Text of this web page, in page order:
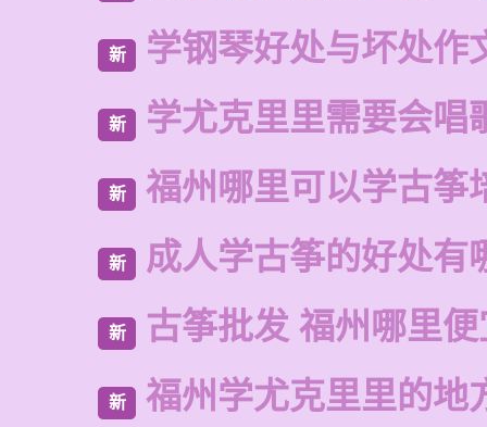
新 学钢琴好处与坏处作
新 学尤克里里需要会唱
新 福州哪里可以学古筝
新 成人学古筝的好处有
新 古筝批发 福州哪里便
新 福州学尤克里里的地